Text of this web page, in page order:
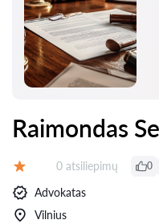
Raimondas
Atsiliepimų:
0 atsiliepimų 0
Advokatas
Vilnius